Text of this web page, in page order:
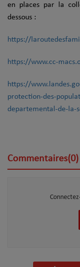
en places par la
dessous :
https://
https://www.cc-
https://
protection-des-
departemental-de-la-
Commentaires(0)